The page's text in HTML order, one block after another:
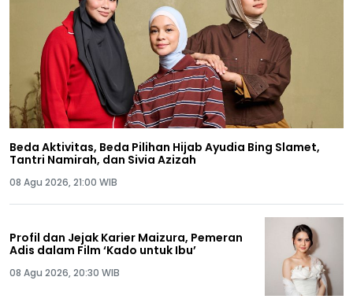
Beda Aktivitas, Beda Pilihan Hijab Ayudia Bing Slamet,
Tantri Namirah, dan Sivia Azizah
08 Agu 2026, 21:00 WIB
Profil dan Jejak Karier Maizura, Pemeran
Adis dalam Film ‘Kado untuk Ibu’
08 Agu 2026, 20:30 WIB